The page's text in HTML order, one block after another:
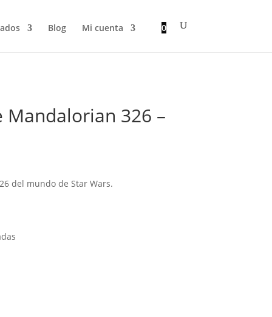
Blog Mi cuenta 0
Mandalorian 326 –
del mundo de Star Wars.